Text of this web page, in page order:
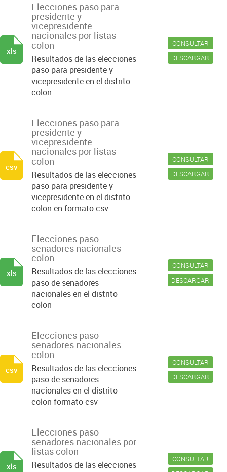
CONSULTAR
DESCARGAR
Elecciones paso para
presidente y
vicepresidente
nacionales por listas
colon
Resultados de las elecciones
paso para presidente y
vicepresidente en el distrito
colon
xls
CONSULTAR
DESCARGAR
Elecciones paso para
presidente y
vicepresidente
nacionales por listas
colon
Resultados de las elecciones
paso para presidente y
vicepresidente en el distrito
colon en formato csv
csv
CONSULTAR
DESCARGAR
Elecciones paso
senadores nacionales
colon
Resultados de las elecciones
paso de senadores
nacionales en el distrito
colon
xls
CONSULTAR
DESCARGAR
Elecciones paso
senadores nacionales
colon
Resultados de las elecciones
paso de senadores
nacionales en el distrito
colon formato csv
csv
CONSULTAR
Elecciones paso
senadores nacionales por
listas colon
Resultados de las elecciones
xls